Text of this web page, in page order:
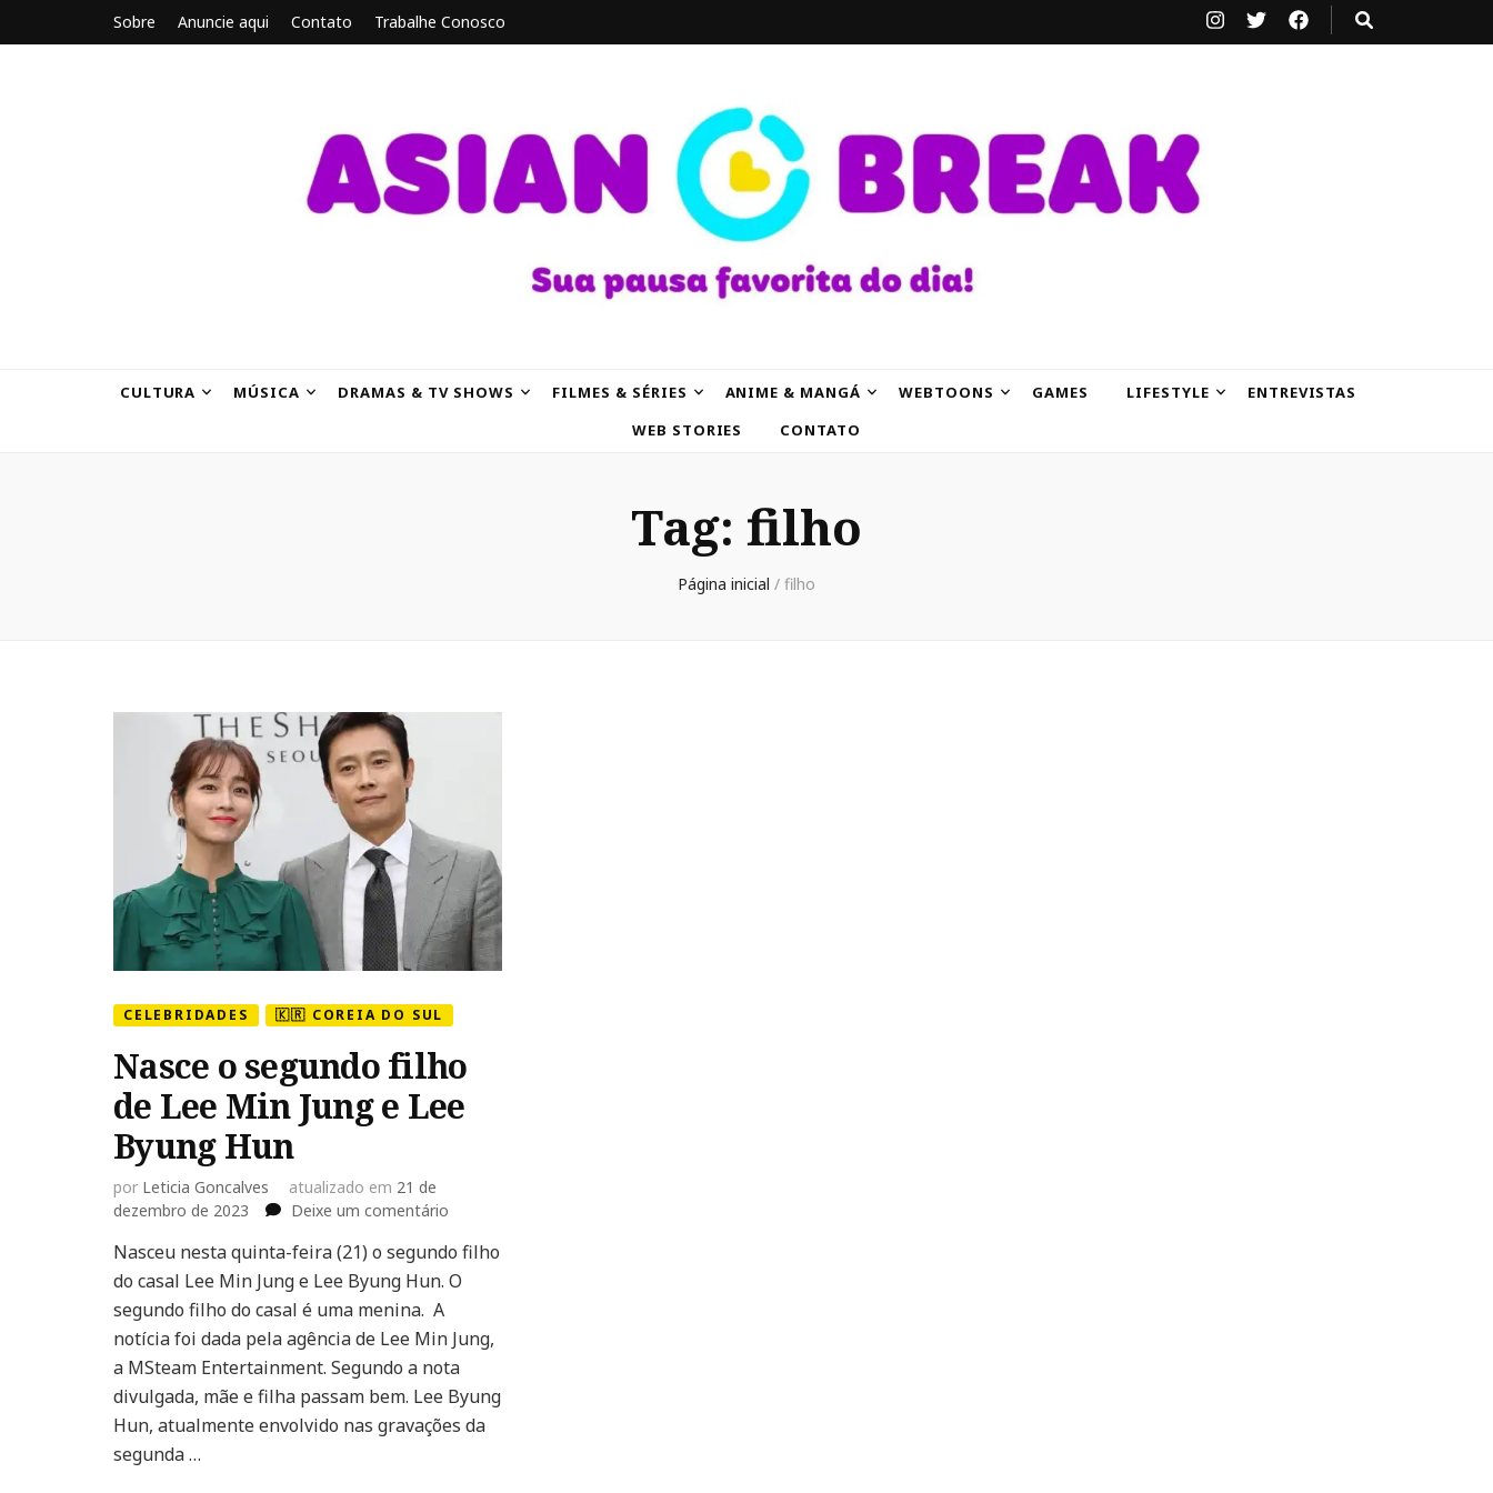
Sobre Anuncie aqui Contato Trabalhe Conosco
CULTURA MÚSICA DRAMAS & TV SHOWS FILMES & SÉRIES ANIME & MANGÁ WEBTOONS GAMES LIFESTYLE
ENTREVISTAS
WEB STORIES
CONTATO
Tag: filho
Página inicial / filho
CELEBRIDADES 🇰🇷 COREIA DO SUL
Nasce o segundo filho
de Lee Min Jung e Lee
Byung Hun
por Leticia Goncalves atualizado em 21 de
dezembro de 2023
Deixe um comentário
o
segundo
Lee
Min
Jung
e
Nasceu nesta quinta-feira (21) o segundo filho
do casal Lee Min Jung e Lee Byung Hun. O
segundo filho do casal é uma menina. A
notícia foi dada pela agência de Lee Min Jung,
a MSteam Entertainment. Segundo a nota
divulgada, mãe e filha passam bem. Lee Byung
Hun, atualmente envolvido nas gravações da
segunda …